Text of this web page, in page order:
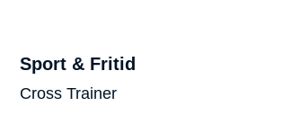
Sport & Fritid
Cross Trainer